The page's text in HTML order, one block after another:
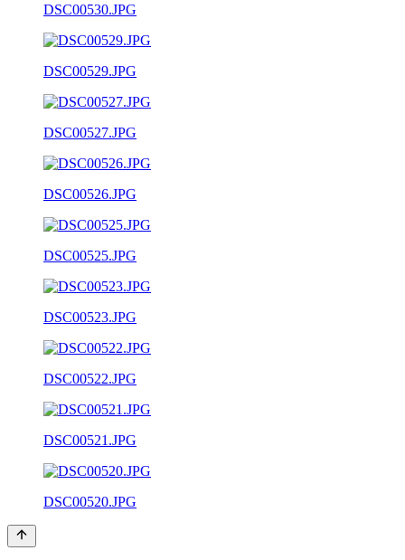
DSC00530.JPG
DSC00529.JPG
DSC00527.JPG
DSC00526.JPG
DSC00525.JPG
DSC00523.JPG
DSC00522.JPG
DSC00521.JPG
DSC00520.JPG